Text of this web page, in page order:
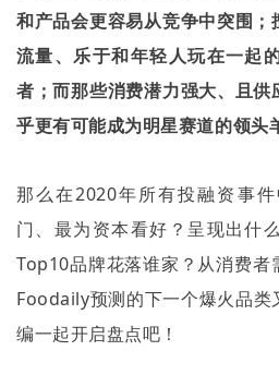
和产品会更容易从竞争中突围
流量、乐于和年轻人玩在一起
者；而那些消费潜力强大、且
乎更有可能成为明星赛道的领
那么在2020年所有投融资事
门、最为资本看好？呈现出什
Top10品牌花落谁家？从消费者
Foodaily预测的下一个爆火品
编一起开启盘点吧！